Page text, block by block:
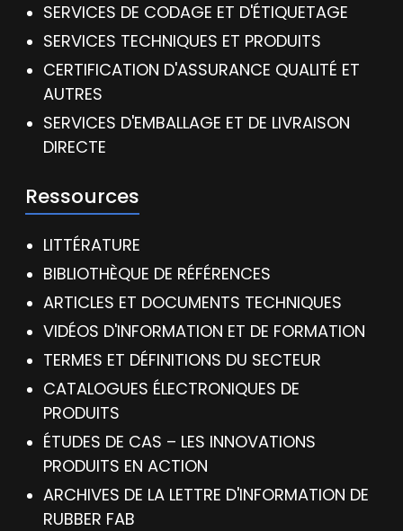
SERVICES DE CODAGE ET D'ÉTIQUETAGE
SERVICES TECHNIQUES ET PRODUITS
CERTIFICATION D'ASSURANCE QUALITÉ ET
AUTRES
SERVICES D'EMBALLAGE ET DE LIVRAISON
DIRECTE
Ressources
LITTÉRATURE
BIBLIOTHÈQUE DE RÉFÉRENCES
ARTICLES ET DOCUMENTS TECHNIQUES
VIDÉOS D'INFORMATION ET DE FORMATION
TERMES ET DÉFINITIONS DU SECTEUR
CATALOGUES ÉLECTRONIQUES DE
PRODUITS
ÉTUDES DE CAS – LES INNOVATIONS
PRODUITS EN ACTION
ARCHIVES DE LA LETTRE D'INFORMATION DE
RUBBER FAB